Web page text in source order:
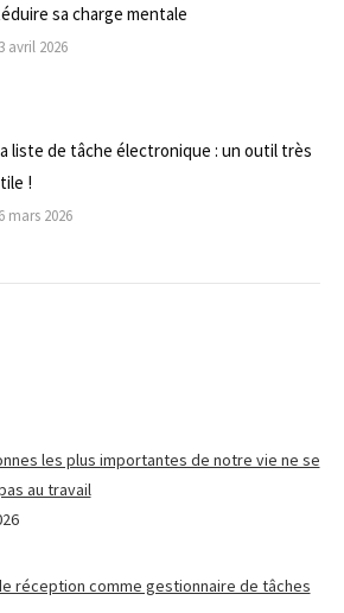
sa charge mentale
avril 2026
liste de tâche électronique : un outil très
!
mars 2026
les plus importantes de notre vie ne se
au travail
réception comme gestionnaire de tâches